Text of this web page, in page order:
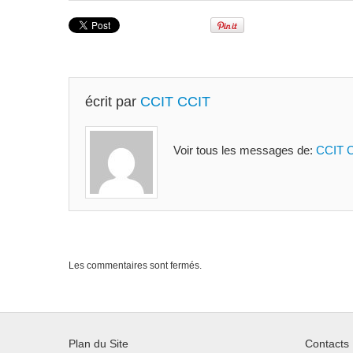
écrit par CCIT CCIT
Voir tous les messages de: CCIT
Les commentaires sont fermés.
Plan du Site Contacts